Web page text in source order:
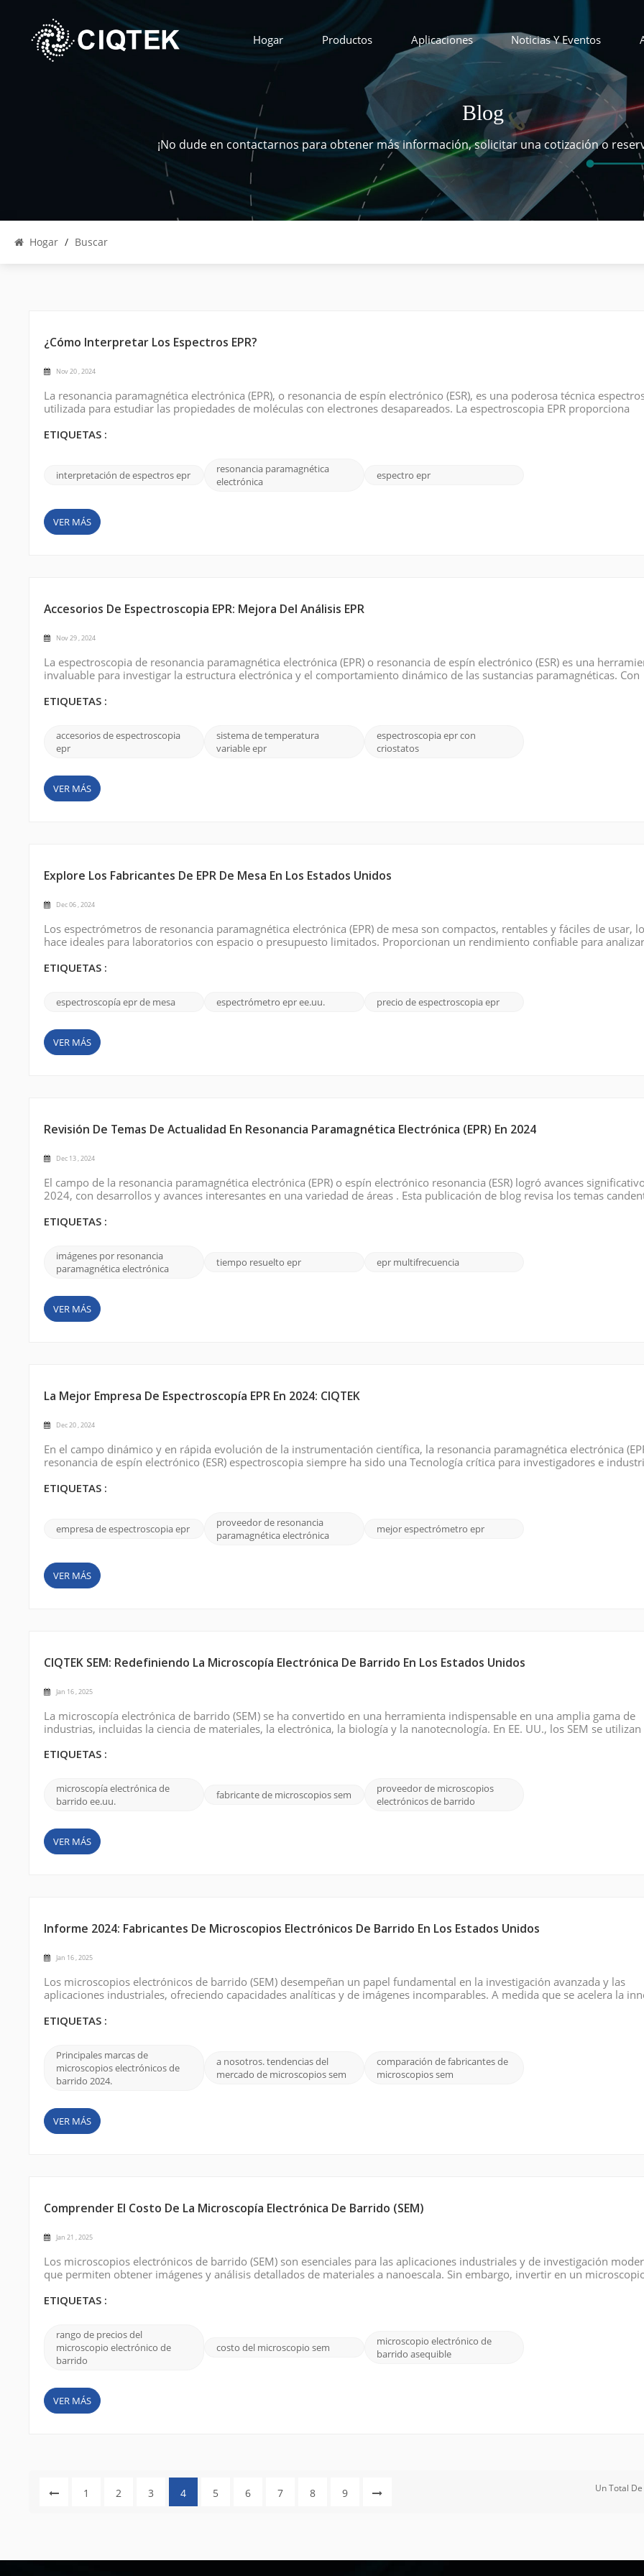
Hogar Productos Aplicaciones Noticias Y Eventos
Blog
¡No dude en contactarnos para obtener más información, solicitar una cotización o
Hogar / Buscar
¿Cómo Interpretar Los Espectros EPR?
Nov 20 , 2024
La resonancia paramagnética electrónica (EPR), o resonancia de espín electrónico (ESR), es una poderosa técnica
utilizada para estudiar las propiedades de moléculas con electrones desapareados. La espectroscopia EPR proporciona
paramagnéticas. En este blog, expl...
ETIQUETAS :
interpretación de espectros epr
resonancia paramagnética
electrónica
espectro epr
VER MÁS
Accesorios De Espectroscopia EPR: Mejora Del Análisis EPR
Nov 29 , 2024
La espectroscopia de resonancia paramagnética electrónica (EPR) o resonancia de espín electrónico (ESR) es una
invaluable para investigar la estructura electrónica y el comportamiento dinámico de las sustancias paramagnéticas. Con
comprensión del mundo natural. En ...
ETIQUETAS :
accesorios de espectroscopia
epr
sistema de temperatura
variable epr
espectroscopia epr con
criostatos
VER MÁS
Explore Los Fabricantes De EPR De Mesa En Los Estados Unidos
Dec 06 , 2024
Los espectrómetros de resonancia paramagnética electrónica (EPR) de mesa son compactos, rentables y fáciles de usar,
hace ideales para laboratorios con espacio o presupuesto limitados. Proporcionan un rendimiento confiable para
comparación con los sistemas EP...
ETIQUETAS :
espectroscopía epr de mesa espectrómetro epr ee.uu. precio de espectroscopia epr
VER MÁS
Revisión De Temas De Actualidad En Resonancia Paramagnética Electrónica (EPR) En 2024
Dec 13 , 2024
El campo de la resonancia paramagnética electrónica (EPR) o espín electrónico resonancia (ESR) logró avances
2024, con desarrollos y avances interesantes en una variedad de áreas . Esta publicación de blog revisa los temas
futuras. EPR de alta re...
ETIQUETAS :
imágenes por resonancia
paramagnética electrónica
tiempo resuelto epr epr multifrecuencia
VER MÁS
La Mejor Empresa De Espectroscopía EPR En 2024: CIQTEK
Dec 20 , 2024
En el campo dinámico y en rápida evolución de la instrumentación científica, la resonancia paramagnética electrónica
resonancia de espín electrónico (ESR) espectroscopia siempre ha sido una Tecnología crítica para investigadores e
espectroscopia EPR h...
ETIQUETAS :
empresa de espectroscopia epr
proveedor de resonancia
paramagnética electrónica
mejor espectrómetro epr
VER MÁS
CIQTEK SEM: Redefiniendo La Microscopía Electrónica De Barrido En Los Estados Unidos
Jan 16 , 2025
La microscopía electrónica de barrido (SEM) se ha convertido en una herramienta indispensable en una amplia gama de
industrias, incluidas la ciencia de materiales, la electrónica, la biología y la nanotecnología. En EE. UU., los SEM se utilizan
imágenes de alta resolución y a...
ETIQUETAS :
microscopía electrónica de
barrido ee.uu.
fabricante de microscopios sem
proveedor de microscopios
electrónicos de barrido
VER MÁS
Informe 2024: Fabricantes De Microscopios Electrónicos De Barrido En Los Estados Unidos
Jan 16 , 2025
Los microscopios electrónicos de barrido (SEM) desempeñan un papel fundamental en la investigación avanzada y las
aplicaciones industriales, ofreciendo capacidades analíticas y de imágenes incomparables. A medida que se acelera la
en la piedra angular del an...
ETIQUETAS :
Principales marcas de
microscopios electrónicos de
barrido 2024.
a nosotros. tendencias del
mercado de microscopios sem
comparación de fabricantes de
microscopios sem
VER MÁS
Comprender El Costo De La Microscopía Electrónica De Barrido (SEM)
Jan 21 , 2025
Los microscopios electrónicos de barrido (SEM) son esenciales para las aplicaciones industriales y de investigación
que permiten obtener imágenes y análisis detallados de materiales a nanoescala. Sin embargo, invertir en un
potenciales. En este blog anali...
ETIQUETAS :
rango de precios del
microscopio electrónico de
barrido
costo del microscopio sem
microscopio electrónico de
barrido asequible
VER MÁS
1 2 3 4 5 6 7 8 9 Un Total